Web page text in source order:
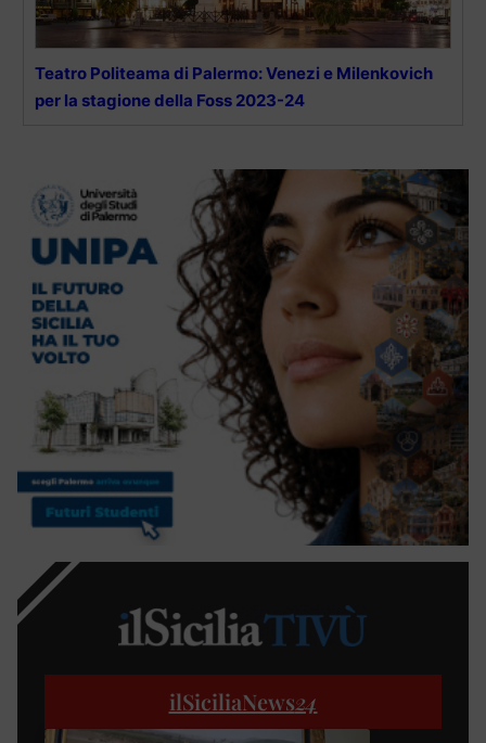
Teatro Politeama di Palermo: Venezi e Milenkovich
per la stagione della Foss 2023-24
ilSiciliaNews24